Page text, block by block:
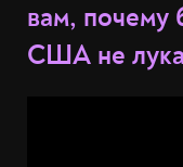
вам, почему
США не